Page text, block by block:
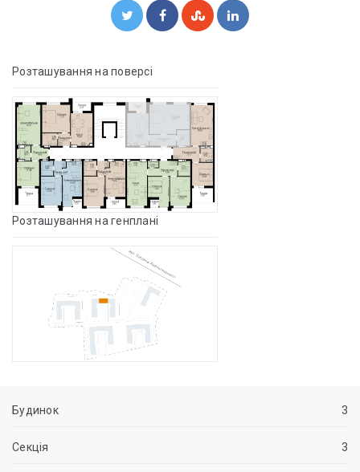
Розташування на поверсі
Розташування на генплані
Будинок 3
Секція 3